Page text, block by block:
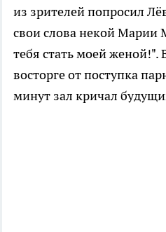
из зрителей попросил
свои слова некой Марии
тебя стать моей женой!".
восторге от поступка
минут зал кричал